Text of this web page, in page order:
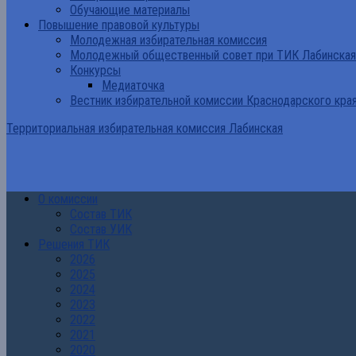
Обучающие материалы
Повышение правовой культуры
Молодежная избирательная комиссия
Молодежный общественный совет при ТИК Лабинская
Конкурсы
Медиаточка
Вестник избирательной комиссии Краснодарского
Территориальная избирательная комиссия Лабинская
О комиссии
Состав ТИК
Состав УИК
Решения ТИК
2026
2025
2024
2023
2022
2021
2020